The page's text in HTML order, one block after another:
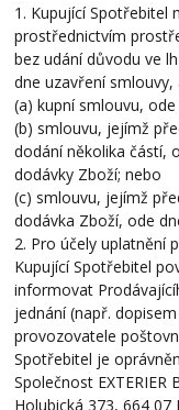
1. Kupující Spotřebitel
prostřednictvím
bez udání důvodu ve
dne uzavření smlouvy,
(a) kupní smlouvu,
(b) smlouvu, jejímž
dodání několika částí,
dodávky Zboží; nebo
(c) smlouvu, jejímž
dodávka Zboží, ode
2. Pro účely uplatnění
Kupující Spotřebitel
informovat
jednání (např.
provozovatele
Spotřebitel je
Společnost EXTERIER
Holubická 373, 664 07